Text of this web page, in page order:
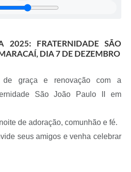
2025: FRATERNIDADE SÃO
DIA 7 DE DEZEMBRO
de graça e renovação com a
São João Paulo II em
de adoração, comunhão e fé.
seus amigos e venha celebrar